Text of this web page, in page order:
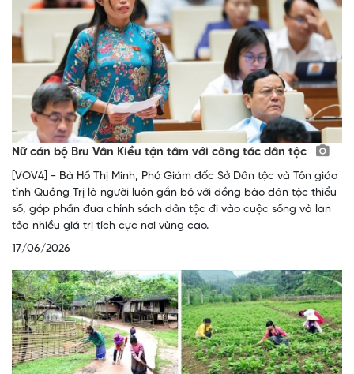
Nữ cán bộ Bru Vân Kiều tận tâm với công tác dân tộc
[VOV4] - Bà Hồ Thị Minh, Phó Giám đốc Sở Dân tộc và Tôn giáo
tỉnh Quảng Trị là người luôn gắn bó với đồng bào dân tộc thiểu
số, góp phần đưa chính sách dân tộc đi vào cuộc sống và lan
tỏa nhiều giá trị tích cực nơi vùng cao.
17/06/2026